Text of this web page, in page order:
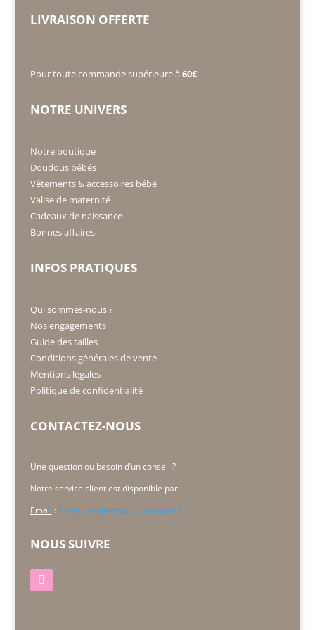
LIVRAISON OFFERTE
Pour toute commande supérieure à 60€
NOTRE UNIVERS
Notre boutique
Doudous bébés
Vêtements & accessoires bébé
Valise de maternité
Cadeaux de naissance
Bonnes affaires
INFOS PRATIQUES
Qui sommes-nous ?
Nos engagements
Guide des tailles
Conditions générales de vente
Mentions légales
Politique de confidentialité
CONTACTEZ-NOUS
Une question ou besoin d’un conseil ?
Notre service client est disponible par :
Email : service-clients@doudou.paris
NOUS SUIVRE